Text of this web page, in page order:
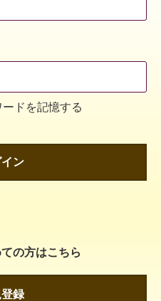
ドを記憶する
イン
の方はこちら
録